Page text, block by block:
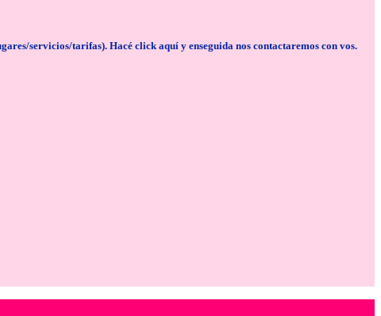
servicios/tarifas). Hacé click aquí y enseguida nos contactaremos con vos.